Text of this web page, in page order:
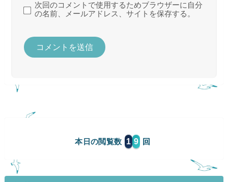
次回のコメントで使用するためブラウザーに自分
の名前、メールアドレス、サイトを保存する。
本日の閲覧数 1 9